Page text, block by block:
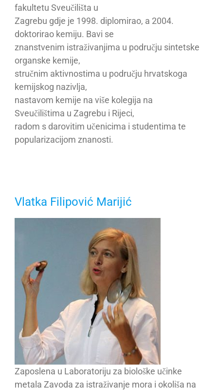
fakultetu Sveučilišta u
Zagrebu gdje je 1998. diplomirao, a 2004.
doktorirao kemiju. Bavi se
znanstvenim istraživanjima u području sintetske
organske kemije,
stručnim aktivnostima u području hrvatskoga
kemijskog nazivlja,
nastavom kemije na više kolegija na
Sveučilištima u Zagrebu i Rijeci,
radom s darovitim učenicima i studentima te
popularizacijom znanosti.
Vlatka Filipović Marijić
Zaposlena u Laboratoriju za biološke učinke
metala Zavoda za istraživanje mora i okoliša na